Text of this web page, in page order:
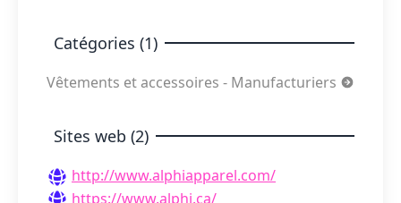
Catégories (1)
Vêtements et accessoires - Manufacturiers
Sites web (2)
http://www.alphiapparel.com/
https://www.alphi.ca/